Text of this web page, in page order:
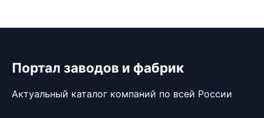
Портал заводов и фабрик
Актуальный каталог компаний по всей России